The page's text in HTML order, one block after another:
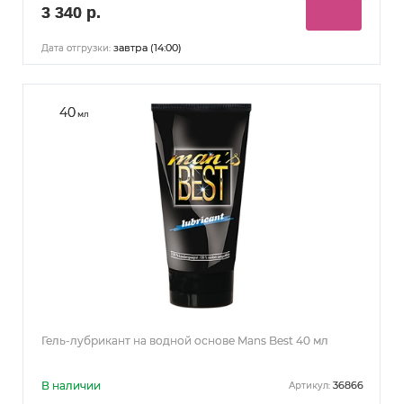
3 340 р.
Дата отгрузки: завтра (14:00)
40мл
Гель-лубрикант на водной основе Mans Best 40 мл
В наличии Артикул: 36866